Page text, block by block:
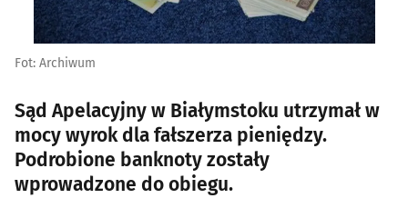
Fot: Archiwum
Sąd Apelacyjny w Białymstoku utrzymał w
mocy wyrok dla fałszerza pieniędzy.
Podrobione banknoty zostały
wprowadzone do obiegu.